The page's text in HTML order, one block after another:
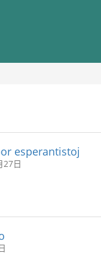
esperantistoj
27日